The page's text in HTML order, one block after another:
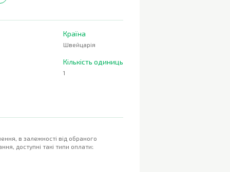
Країна
Швейцарія
Кількість одиниць
1
в залежності від обраного
доступні такі типи оплати: